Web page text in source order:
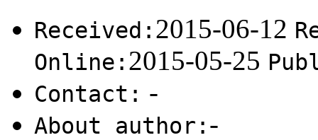
Received: 2015-06-12
Online: 2015-05-25
Contact: -
About author: -